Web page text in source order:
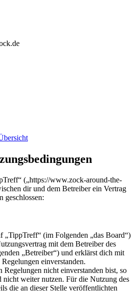
(„https://www.zock-around-the-
dir und dem Betreiber ein Vertrag
geschlossen:
(im Folgenden „das Board“)
mit dem Betreiber des
„Betreiber“) und erklärst dich mit
einverstanden.
Regelungen nicht einverstanden bist, so
nicht weiter nutzen. Für die Nutzung des
die an dieser Stelle veröffentlichten